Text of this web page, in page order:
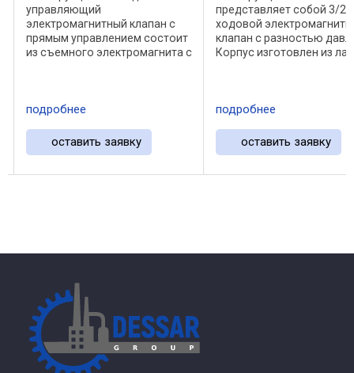
управляющий
электромагнитный клапан с
прямым управлением состоит
из съемного электромагнита с
осуществляется через
подробнее
оставить заявку
представляет собой 3/2-
ходовой
клапан с разностью
Корпус изготовлен из
Электрическое
приборную ...
подробнее
оставить заявку